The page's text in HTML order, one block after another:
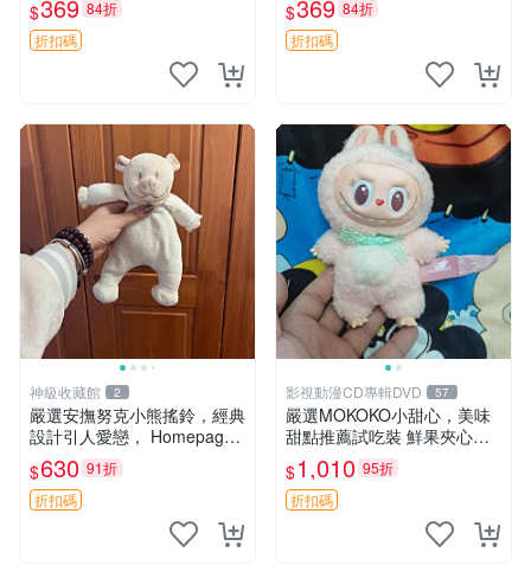
$369 84折
折扣碼
$369 84折
折扣碼
神級收藏館 2
嚴選安撫努克小熊搖鈴，經典
設計引人愛戀， Homepage
滿60元包運，不滿補差價！
安撫努克 小熊搖鈴 雙手搖動
$630 91折
折扣碼
影視動漫CD專輯DVD 57
嚴選MOKOKO小甜心，美味
甜點推薦試吃裝 鮮果夾心糖
果，甜蜜滋味享不停 薄荷草
莓 奶油心 60粒 mini小甜心糖
果，水果味夾心零食裝 心形
$1,010 95折
折扣碼